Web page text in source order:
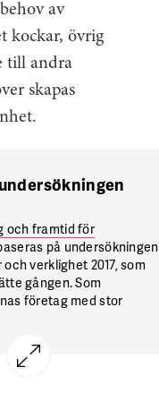
av
kockar, övrig
till andra
skapas
och framtid för
på undersökningen
verklighet 2017, som
gången. Som
företag med stor
Stora företag med 250
inte.